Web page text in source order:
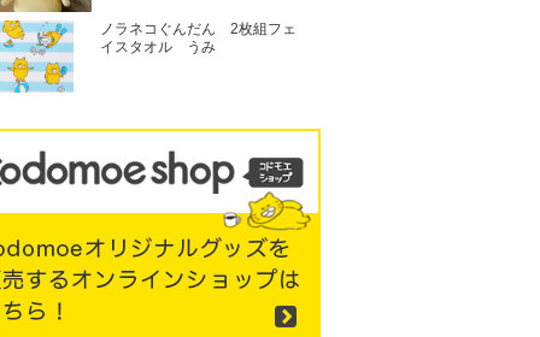
ノラネコぐんだん 2枚組フェ
イスタオル うみ